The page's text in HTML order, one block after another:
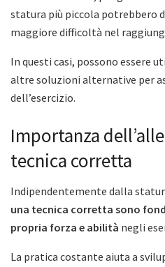
statura più piccola potrebbero
maggiore difficoltà nel
In questi casi, possono essere
altre soluzioni alternative per
dell’esercizio.
Importanza
tecnica corretta
Indipendentemente dalla
una tecnica corretta sono
propria forza e abilità negli
La pratica costante aiuta a